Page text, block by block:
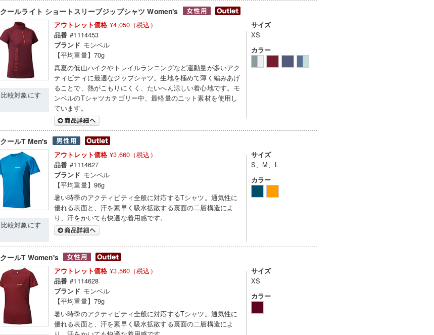
クールライト ショートスリーブジップシャツ Women's
比較対象にす
アウトレット価格 ¥4,050（税込）
品番 #1114453
ブランド モンベル
【平均重量】70g
真夏の低山ハイクやトレイルランニングなど運動量が多いアク
ティビティに最適なジップシャツ。生地を極めて薄く編みあげ
ることで、熱がこもりにくく、たいへん涼しい着心地です。モ
ンベルのTシャツカテゴリー中、最軽量のニット素材を使用し
ています。
サイズ
XS
カラー
クールT Men's
比較対象にす
アウトレット価格 ¥3,660（税込）
品番 #1114627
ブランド モンベル
【平均重量】96g
暑い時季のアクティビティ全般に対応するTシャツ。通気性に
優れる表面と、汗を素早く吸水拡散する裏面の二層構造によ
り、汗をかいても快適な着用感です。
サイズ
S、M、L
カラー
クールT Women's
アウトレット価格 ¥3,560（税込）
品番 #1114628
ブランド モンベル
【平均重量】79g
暑い時季のアクティビティ全般に対応するTシャツ。通気性に
優れる表面と、汗を素早く吸水拡散する裏面の二層構造によ
サイズ
XS
カラー